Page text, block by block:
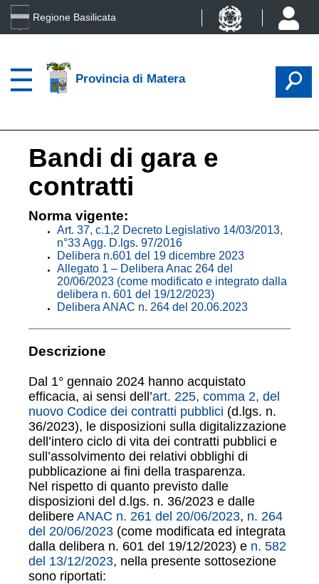
Regione Basilicata
Provincia di Matera
Bandi di gara e
contratti
Norma vigente:
Art. 37, c.1,2 Decreto Legislativo 14/03/2013,
n°33 Agg. D.lgs. 97/2016
Delibera n.601 del 19 dicembre 2023
Allegato 1 – Delibera Anac 264 del
20/06/2023 (come modificato e integrato dalla
delibera n. 601 del 19/12/2023)
Delibera ANAC n. 264 del 20.06.2023
Descrizione
Dal 1° gennaio 2024 hanno acquistato
efficacia, ai sensi dell’art. 225, comma 2, del
nuovo Codice dei contratti pubblici (d.lgs. n.
36/2023), le disposizioni sulla digitalizzazione
dell’intero ciclo di vita dei contratti pubblici e
sull’assolvimento dei relativi obblighi di
pubblicazione ai fini della trasparenza.
Nel rispetto di quanto previsto dalle
disposizioni del d.lgs. n. 36/2023 e dalle
delibere ANAC n. 261 del 20/06/2023, n. 264
del 20/06/2023 (come modificata ed integrata
dalla delibera n. 601 del 19/12/2023) e n. 582
del 13/12/2023, nella presente sottosezione
sono riportati: